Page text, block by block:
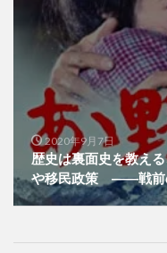
2020年9月7日
歴史は裏面史を教え
や移民政策 ――戦前